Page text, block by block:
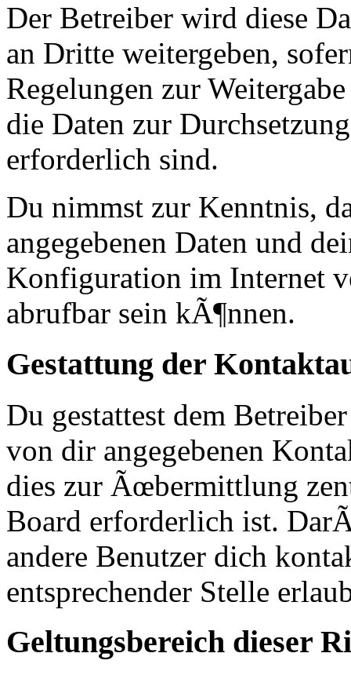
Der Betreiber wird diese
an Dritte weitergeben,
Regelungen zur
die Daten zur
erforderlich sind.
Du nimmst zur Kenntnis,
angegebenen Daten und
Konfiguration im Internet
abrufbar sein kÃ¶nnen.
Gestattung der
Du gestattest dem
von dir angegebenen
dies zur Ãœbermittlung
Board erforderlich ist.
andere Benutzer dich
entsprechender Stelle
Geltungsbereich dieser